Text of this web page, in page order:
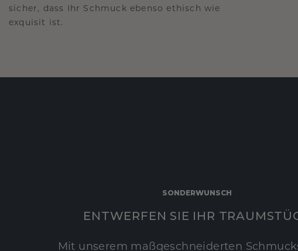
sicher, dass Ihr Schmuck ebenso ethisch wie
exquisit ist.
SONDERWUNSCH
ENTWERFEN SIE IHR
Mit unserem maßgeschneiderten